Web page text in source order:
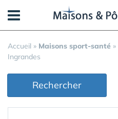
Accueil » Maisons sport-santé »
Ingrandes
Rechercher
Panneau de gestion des cookies